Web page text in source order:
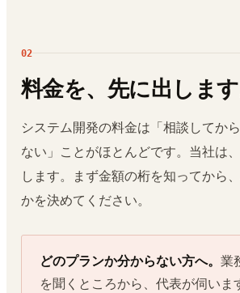
02
料金を、先に出します
システム開発の料金は「相談してか
ない」ことがほとんどです。当社は
します。まず金額の桁を知ってから
かを決めてください。
どのプランか分からない方へ。 業
を聞くところから、代表が伺いま